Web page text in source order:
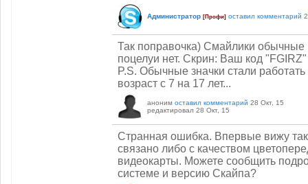
Администратор [Профи] оставил комментарий
Так поправочка) Смайлики обычные
поцелуи нет. Скрин: Ваш код "FGIRZ"
P.S. Обычные значки стали
возраст с 7 на 17 лет...
аноним оставил комментарий 28 Окт, 15
редактировал 28 Окт, 15
Странная ошибка. Впервые вижу
связано либо с качеством
видеокарты. Можете сообщить
системе и версию Скайпа?